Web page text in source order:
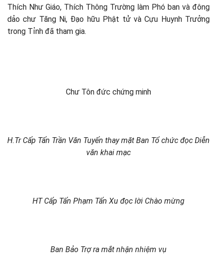
Thích Như Giáo, Thích Thông Trường làm Phó ban và đông
dảo chư Tăng Ni, Đạo hữu Phật tử và Cựu Huynh Trưởng
trong Tỉnh đã tham gia.
Chư Tôn đức chứng minh
H.Tr Cấp Tấn Trần Văn Tuyến thay mặt Ban Tổ chức đọc Diễn
văn khai mạc
HT Cấp Tấn Phạm Tấn Xu đọc lời Chào mừng
Ban Bảo Trợ ra mắt nhận nhiệm vụ